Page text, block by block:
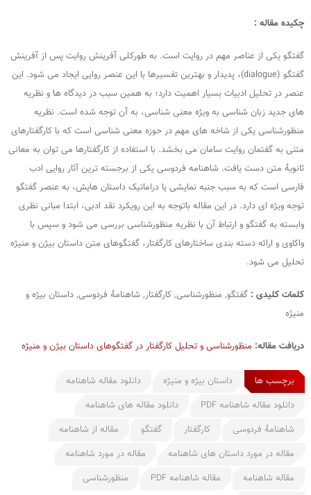
چکیده مقاله :
گفتگو یکی از عناصر مهم در روایت است. به طورکلی آفرینش روایت پس از آفرینش
گفتگو (dialogue)، پدیدار و بهترین تفسیرها با این عنصر روایی ایجاد می شود. این
عنصر در تحلیل ادبیات بسیار اهمیت دارد؛ به همین سبب در دیدگاه ها و نظریه
های جدید زبان شناسی به ویژه معنی شناسی، به آن توجه شده است. نظریه
منظورشناسی یکی از شاخه های مهم در حوزه معنی شناسی است که با کارگفتارهای
متنی به گفتمان روایت سامان می بخشد. با استفاده از کارگفتارها می توان به معانی
ثانویۀ متن دست یافت. شاهنامه فردوسی یکی از برجسته ترین آثار روایی ادب
فارسی است که به سبب جنبه نمایشی یا دراماتیک داستان هایش، به عنصر گفتگو
توجه ویژه ای دارد. در این مقاله باتوجه به این رویکرد نقد ادبی، ابتدا مبانی نظری
وابسته به گفتگو و ارتباط آن با نظریه منظورشناسی بررسی می شود و سپس با
واکاوی و ارائه دسته بندی ساختارهای کارگفتار، گفتگوهای متن داستان بیژن و منیژه
تحلیل می شود.
کلمات کلیدی : گفتگو, منظورشناسی, کارگفتار, شاهنامۀ فردوسی, داستان بیژه و
منیژه
دریافت مقاله: منظورشناسی و تحلیل کارگفتار در گفتگوهای داستان بیژن و منیژه
برچسب ها داستان بیژه و منیژه
دانلود مقاله شاهنامه
دانلود مقاله شاهنامه PDF
دانلود مقاله های شاهنامه
شاهنامۀ فردوسی
کارگفتار گفتگو
مقاله از شاهنامه
مقاله در مورد داستان های شاهنامه
مقاله در مورد شاهنامه
مقاله شاهنامه
مقاله شاهنامه PDF منظورشناسی